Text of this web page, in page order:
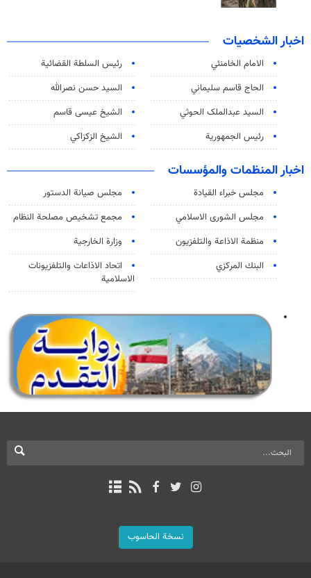
اخبار الشخصيات
الامام الخامنئي
رئیس السلطة القضائیة
الحاج قاسم سليماني
السيد حسن نصرالله
السید عبدالملک الحوثي
الشيخ عيسى قاسم
رئيس الجمهورية
الشيخ الزكزاكي
اخبار المنظمات والمؤسسات
مجلس خبراء القيادة
مجلس صيانة الدستور
مجلس الشورى الاسلامي
مجمع تشخيص مصلحة النظام
منظمة الاذاعة والتلفزیون
وزارة الخارجية
البنك المركزي
اتحاد الاذاعات والتلفزيونات
الاسلامية
نسخة الحاسوب